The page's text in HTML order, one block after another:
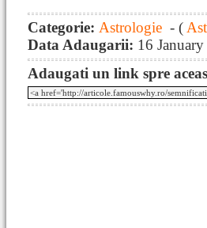
Categorie: Astrologie - (
Data Adaugarii: 16
Adaugati un link spre